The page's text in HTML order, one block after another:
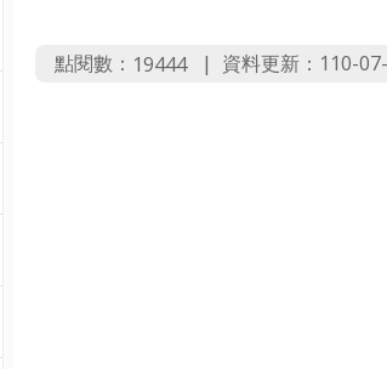
點閱數： 19444 資料更新：110-